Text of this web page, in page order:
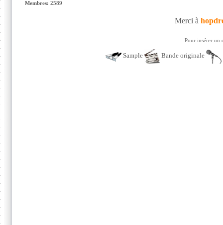
Membres: 2589
Merci à
Pour insérer un
Sample Bande originale